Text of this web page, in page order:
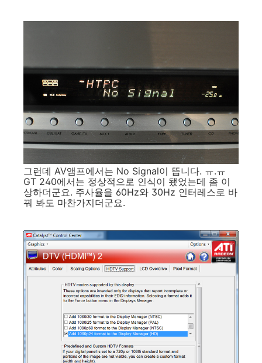
그런데 AV앰프에서는 No Signal이 뜹니다. ㅠ.ㅠ
GT 240에서는 정상적으로 인식이 됐었는데 좀 이
상하더군요. 주사율을 60Hz와 30Hz 인터레스로 바
꿔 봐도 마찬가지더군요.